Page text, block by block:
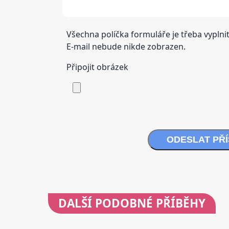
Všechna políčka formuláře je třeba
E-mail nebude nikde zobrazen.
Připojit obrázek
ODESLAT
DALŠÍ PODOBNÉ PŘÍBĚHY